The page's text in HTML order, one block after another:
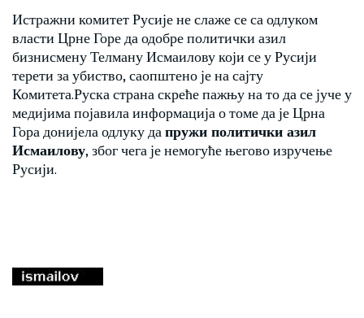
Истражни комитет Русије не слаже се са одлуком
власти Црне Горе да одобре политички азил
бизнисмену Телману Исмаилову који се у Русији
терети за убиство, саопштено је на сајту
Комитета.Руска страна скреће пажњу на то да се јуче у
медијима појавила информација о томе да је Црна
Гора донијела одлуку да пружи политички азил
Исмаилову, због чега је немогуће његово изручење
Русији.